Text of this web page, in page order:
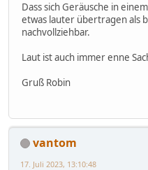
Dass sich Geräusche in
etwas lauter übertragen als
nachvollziehbar.
Laut ist auch immer enne
Gruß Robin
vantom
17. Juli 2023, 13:10:48